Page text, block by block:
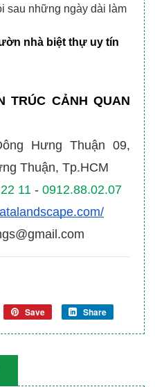
sau những ngày dài làm
nhà biệt thự uy tín
TRÚC CẢNH QUAN
Hưng Thuận 09,
Thuận, Tp.HCM
11 - 0912.88.02.07
Save Share